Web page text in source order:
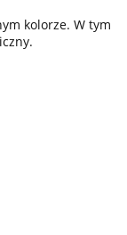
kolorze. W tym